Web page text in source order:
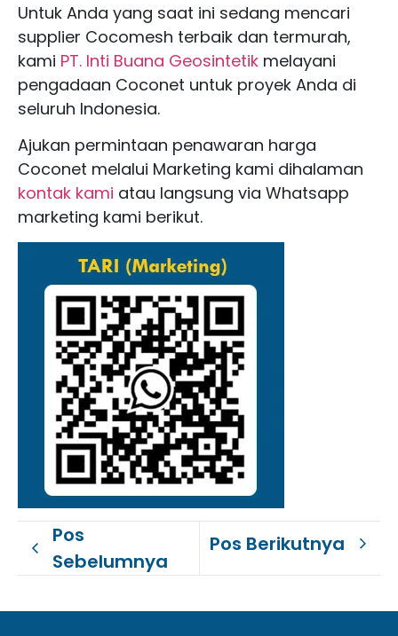
Untuk Anda yang saat ini sedang mencari
supplier Cocomesh terbaik dan termurah,
kami PT. Inti Buana Geosintetik melayani
pengadaan Coconet untuk proyek Anda di
seluruh Indonesia.
Ajukan permintaan penawaran harga
Coconet melalui Marketing kami dihalaman
kontak kami atau langsung via Whatsapp
marketing kami berikut.
Pos
Sebelumnya
Pos Berikutnya